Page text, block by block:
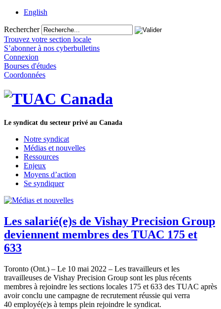
English
Rechercher
Trouvez votre section locale
S’abonner à nos cyberbulletins
Connexion
Bourses d'études
Coordonnées
Le syndicat du secteur privé au Canada
Notre syndicat
Médias et nouvelles
Ressources
Enjeux
Moyens d’action
Se syndiquer
Les salarié(e)s de Vishay Precision Group
deviennent membres des TUAC 175 et
633
Toronto (Ont.) – Le 10 mai 2022 – Les travailleurs et les
travailleuses de Vishay Precision Group sont les plus récents
membres à rejoindre les sections locales 175 et 633 des TUAC après
avoir conclu une campagne de recrutement réussie qui verra
40 employé(e)s à temps plein rejoindre le syndicat.